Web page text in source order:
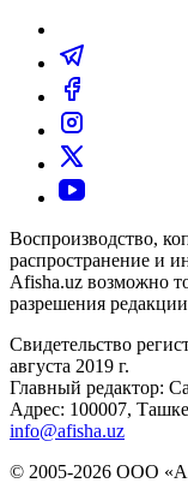
Воспроизводство,
распространение и
Afisha.uz возможно
разрешения
Свидетельство
августа 2019 г.
Главный редактор:
Адрес: 100007,
info@afisha.uz
© 2005-2026 ООО